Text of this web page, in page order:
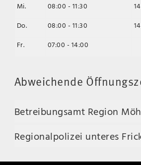
Mi.
08:00 - 11:30
Do.
08:00 - 11:30
Fr.
07:00 - 14:00
Abweichende
Betreibungsamt Region
Regionalpolizei unteres